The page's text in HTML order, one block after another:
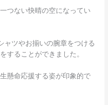
つない快晴の空になってい
ャツやお揃いの腕章をつける
することができました。
懸命応援する姿が印象的で